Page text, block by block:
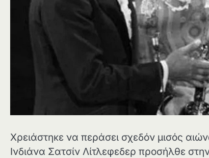
Χρειάστηκε να περάσει σχεδόν μισός
Ινδιάνα Σατσίν Λίτλεφεδερ προσήλθε